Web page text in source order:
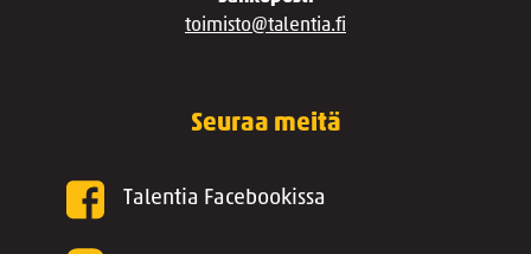
toimisto@talentia.fi
Seuraa meitä
Talentia Facebookissa